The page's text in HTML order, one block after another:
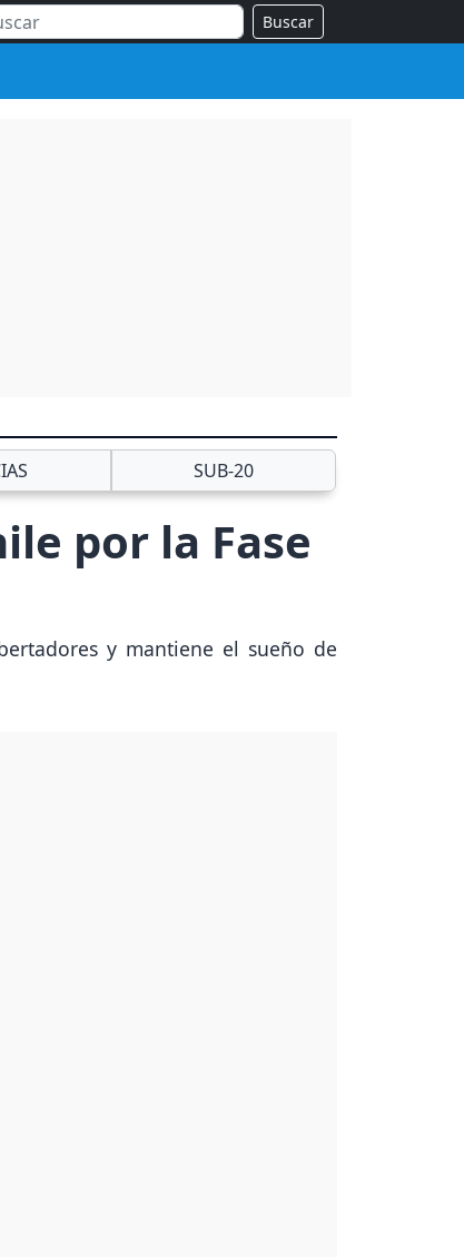
Buscar
SUB-20
por la Fase
y mantiene el sueño de